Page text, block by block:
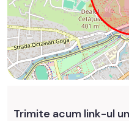
Trimite acum link-ul